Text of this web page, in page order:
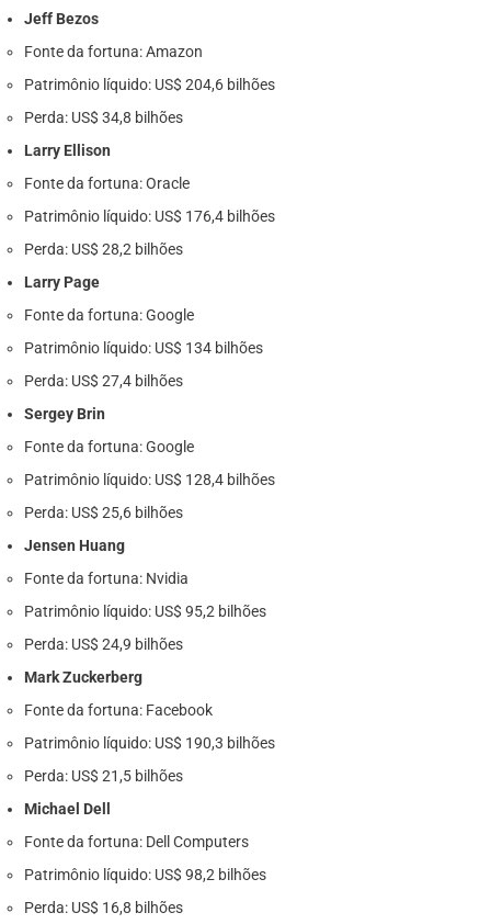
Jeff Bezos
Fonte da fortuna: Amazon
Patrimônio líquido: US$ 204,6 bilhões
Perda: US$ 34,8 bilhões
Larry Ellison
Fonte da fortuna: Oracle
Patrimônio líquido: US$ 176,4 bilhões
Perda: US$ 28,2 bilhões
Larry Page
Fonte da fortuna: Google
Patrimônio líquido: US$ 134 bilhões
Perda: US$ 27,4 bilhões
Sergey Brin
Fonte da fortuna: Google
Patrimônio líquido: US$ 128,4 bilhões
Perda: US$ 25,6 bilhões
Jensen Huang
Fonte da fortuna: Nvidia
Patrimônio líquido: US$ 95,2 bilhões
Perda: US$ 24,9 bilhões
Mark Zuckerberg
Fonte da fortuna: Facebook
Patrimônio líquido: US$ 190,3 bilhões
Perda: US$ 21,5 bilhões
Michael Dell
Fonte da fortuna: Dell Computers
Patrimônio líquido: US$ 98,2 bilhões
Perda: US$ 16,8 bilhões